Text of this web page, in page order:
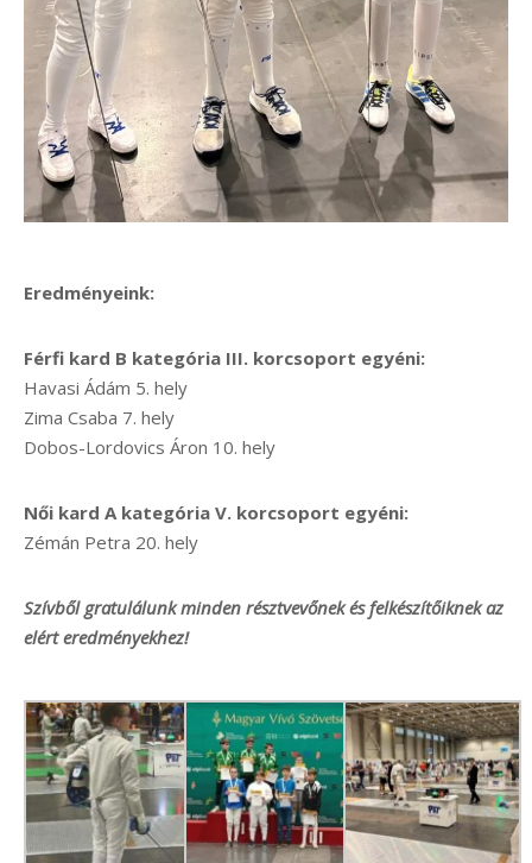
Eredményeink:
Férfi kard B kategória III. korcsoport egyéni:
Havasi Ádám 5. hely
Zima Csaba 7. hely
Dobos-Lordovics Áron 10. hely
Női kard A kategória V. korcsoport egyéni:
Zémán Petra 20. hely
Szívből gratulálunk minden résztvevőnek és felkészítőiknek az
elért eredményekhez!